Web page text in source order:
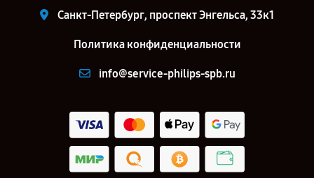
Санкт-Петербург, проспект Энгельса, 33к1
Политика конфиденциальности
info@service-philips-spb.ru